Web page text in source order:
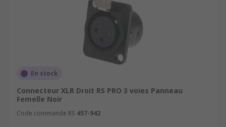
En stock
Connecteur XLR Droit RS PRO 3 voies Panneau
Femelle Noir
Code commande RS 457-942